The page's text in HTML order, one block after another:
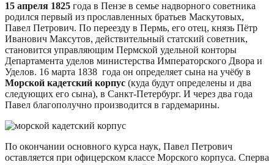
15 апреля 1825 года в Пензе в семье надворного советника
родился первый из прославленных братьев Маскутовых,
Павел Петрович. По переезду в Пермь, его отец, князь Пётр
Иванович Максутов, действительный статский советник,
становится управляющим Пермской удельной конторы
Департамента уделов министерства Императорского Двора и
Уделов. 16 марта 1838 года он определяет сына на учёбу в
Морской кадетский корпус (куда будут определены и два
следующих его сына), в Санкт-Петербург. И через два года
Павел благополучно производится в гардемарины.
По окончании основного курса наук, Павел Петрович
оставляется при офицерском классе Морского корпуса. Сперва